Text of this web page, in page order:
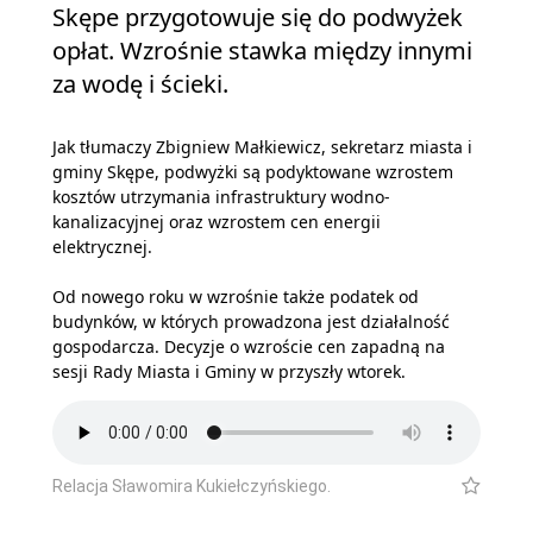
Skępe przygotowuje się do podwyżek
opłat. Wzrośnie stawka między innymi
za wodę i ścieki.
Jak tłumaczy Zbigniew Małkiewicz, sekretarz miasta i
gminy Skępe, podwyżki są podyktowane wzrostem
kosztów utrzymania infrastruktury wodno-
kanalizacyjnej oraz wzrostem cen energii
elektrycznej.
Od nowego roku w wzrośnie także podatek od
budynków, w których prowadzona jest działalność
gospodarcza. Decyzje o wzroście cen zapadną na
sesji Rady Miasta i Gminy w przyszły wtorek.
Relacja Sławomira Kukiełczyńskiego.